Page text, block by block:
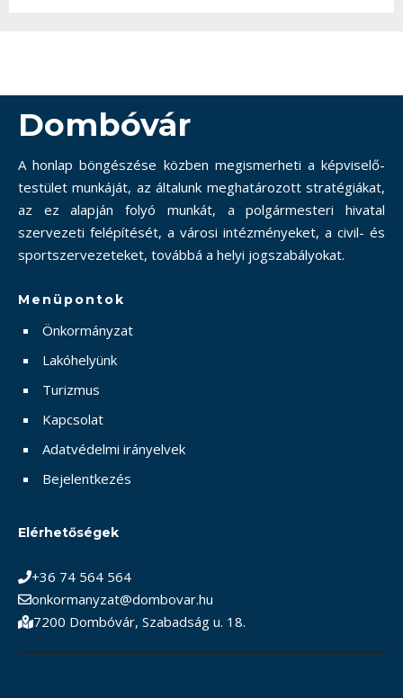
Dombóvár
A honlap böngészése közben megismerheti a képviselő-
testület munkáját, az általunk meghatározott stratégiákat,
az ez alapján folyó munkát, a polgármesteri hivatal
szervezeti felépítését, a városi intézményeket, a civil- és
sportszervezeteket, továbbá a helyi jogszabályokat.
Menüpontok
Önkormányzat
Lakóhelyünk
Turizmus
Kapcsolat
Adatvédelmi irányelvek
Bejelentkezés
Elérhetőségek
+36 74 564 564
onkormanyzat@dombovar.hu
7200 Dombóvár, Szabadság u. 18.